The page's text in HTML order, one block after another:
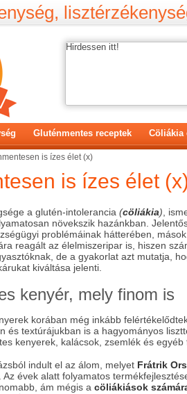
Hirdessen itt!
Gluténmentes receptek Cöliákia
is ízes élet (x)
is ízes élet
a glutén-intolerancia (cöliákia) ,
növekszik hazánkban.
problémáinak hátterében,
reagált az élelmiszeripar is, hiszen
de a gyakorlat azt mutatja,
kiváltása jelenti.
kenyér, mely finom is
korában még inkább
és textúrájukban is a hagyományos
kenyerek, kalácsok, zsemlék és egyéb
indult el az álom, melyet Frátrik
évek alatt folyamatos
ám mégis a cöliákiások